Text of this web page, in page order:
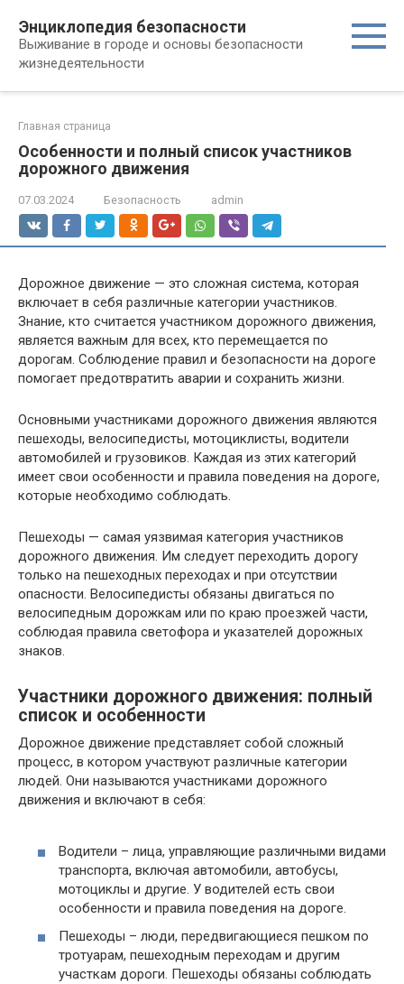
контенту
Энциклопедия безопасности
Выживание в городе и основы безопасности
жизнедеятельности
Главная страница
Особенности и полный список участников
дорожного движения
07.03.2024 Безопасность admin
Дорожное движение — это сложная система, которая
включает в себя различные категории участников.
Знание, кто считается участником дорожного движения,
является важным для всех, кто перемещается по
дорогам. Соблюдение правил и безопасности на дороге
помогает предотвратить аварии и сохранить жизни.
Основными участниками дорожного движения являются
пешеходы, велосипедисты, мотоциклисты, водители
автомобилей и грузовиков. Каждая из этих категорий
имеет свои особенности и правила поведения на дороге,
которые необходимо соблюдать.
Пешеходы — самая уязвимая категория участников
дорожного движения. Им следует переходить дорогу
только на пешеходных переходах и при отсутствии
опасности. Велосипедисты обязаны двигаться по
велосипедным дорожкам или по краю проезжей части,
соблюдая правила светофора и указателей дорожных
знаков.
Участники дорожного движения: полный
список и особенности
Дорожное движение представляет собой сложный
процесс, в котором участвуют различные категории
людей. Они называются участниками дорожного
движения и включают в себя:
Водители – лица, управляющие различными видами
транспорта, включая автомобили, автобусы,
мотоциклы и другие. У водителей есть свои
особенности и правила поведения на дороге.
Пешеходы – люди, передвигающиеся пешком по
тротуарам, пешеходным переходам и другим
участкам дороги. Пешеходы обязаны соблюдать